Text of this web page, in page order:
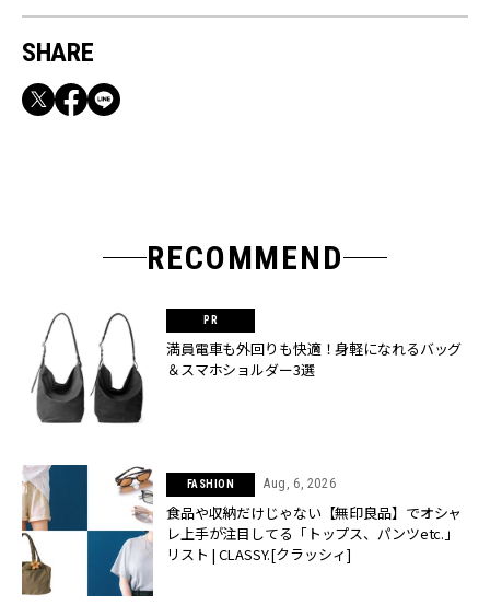
SHARE
RECOMMEND
満員電車も外回りも快適！身軽になれるバッグ
＆スマホショルダー3選
FASHION Aug, 6, 2026
食品や収納だけじゃない【無印良品】でオシャ
レ上手が注目してる「トップス、パンツetc.」
リスト | CLASSY.[クラッシィ]